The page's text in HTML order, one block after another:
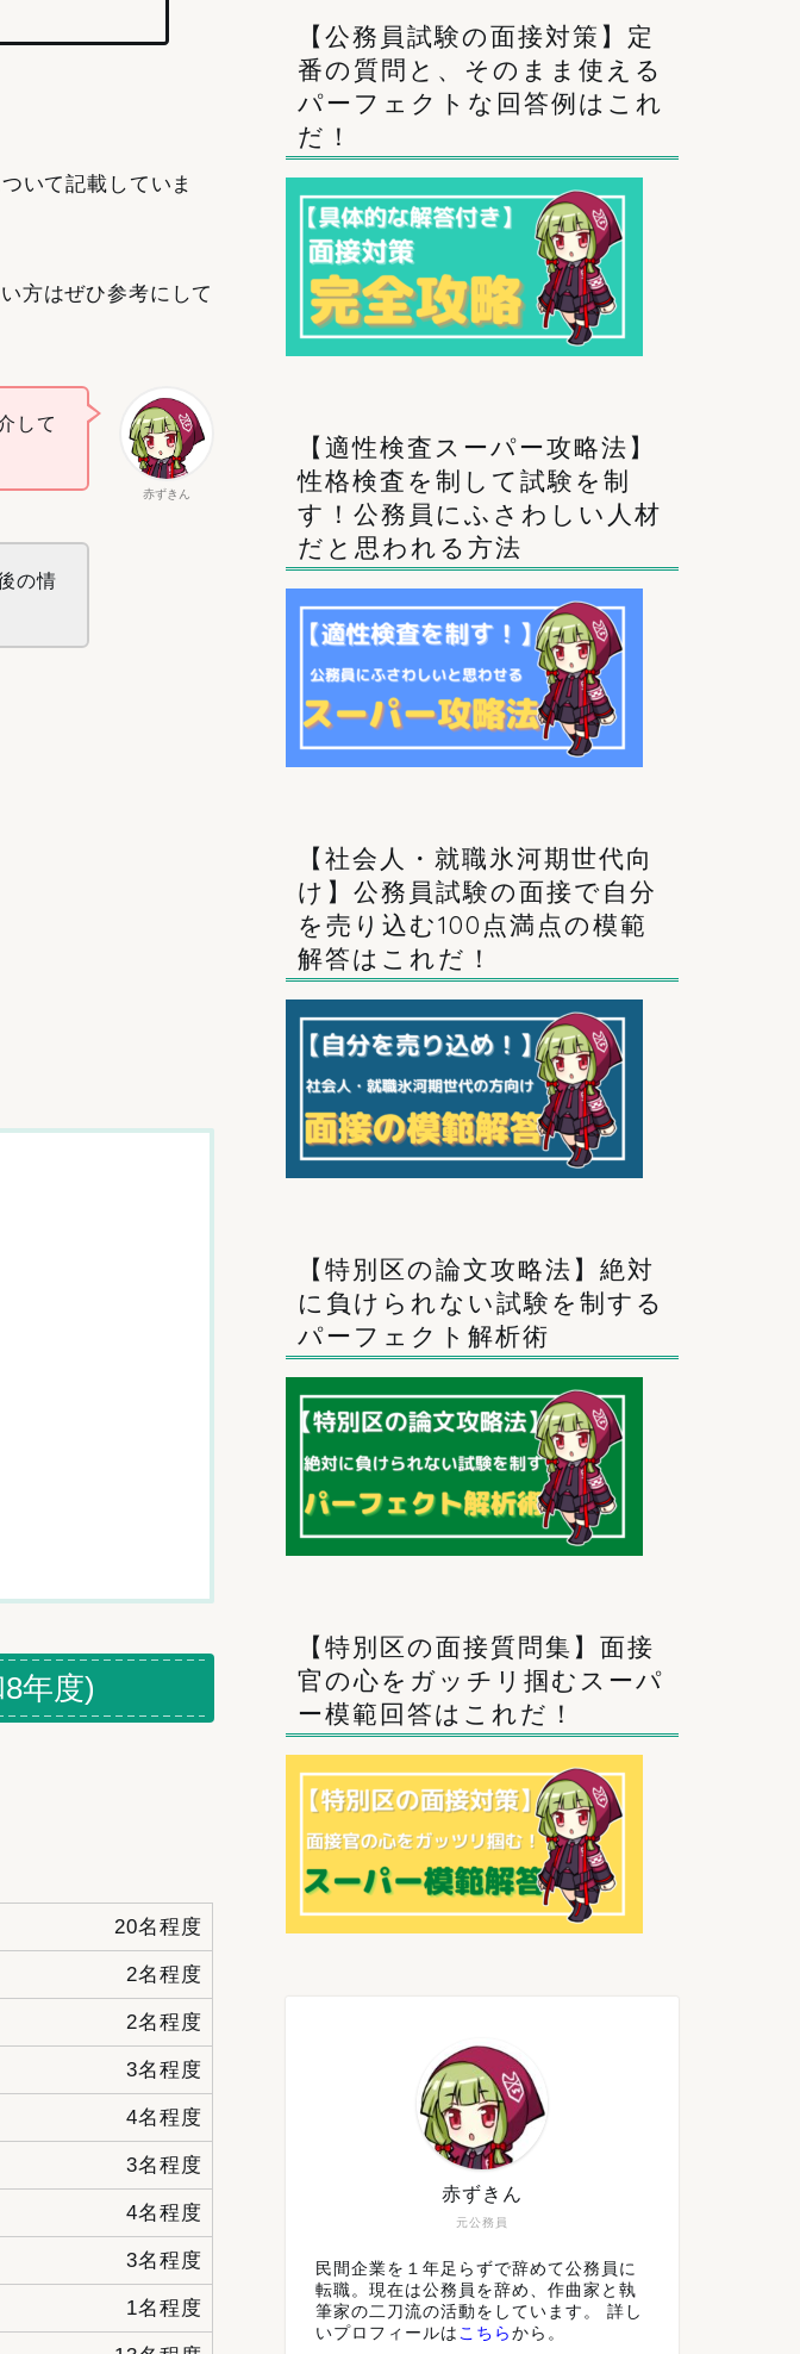
いて記載していま
方はぜひ参考にして
赤ずきん
して
の情
年度)
20名程度
2名程度
2名程度
3名程度
4名程度
3名程度
4名程度
3名程度
1名程度
【公務員試験の面接対策】定
番の質問と、そのまま使える
パーフェクトな回答例はこれ
だ！
【適性検査スーパー攻略法】
性格検査を制して試験を制
す！公務員にふさわしい人材
だと思われる方法
【社会人・就職氷河期世代向
け】公務員試験の面接で自分
を売り込む100点満点の模範
解答はこれだ！
【特別区の論文攻略法】絶対
に負けられない試験を制する
パーフェクト解析術
【特別区の面接質問集】面接
官の心をガッチリ掴むスーパ
ー模範回答はこれだ！
元公務員
赤ずきん
民間企業を１年足らずで辞めて公務員に
転職。現在は公務員を辞め、作曲家と執
筆家の二刀流の活動をしています。 詳し
いプロフィールは こちら から。